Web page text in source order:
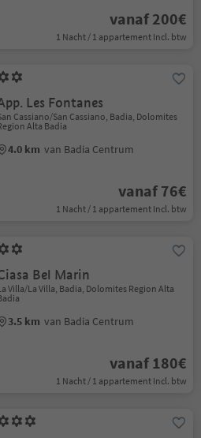
vanaf 200€
1 Nacht / 1 appartement Incl. btw
Les Fontanes
Cassiano/San Cassiano, Badia, Dolomites
Alta Badia
4.0 km van Badia Centrum
vanaf 76€
1 Nacht / 1 appartement Incl. btw
Bel Marin
Villa/La Villa, Badia, Dolomites Region Alta
3.5 km van Badia Centrum
vanaf 180€
1 Nacht / 1 appartement Incl. btw